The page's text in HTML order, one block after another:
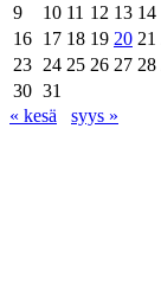
9
10 11 12 13 14
16 17 18 19 20 21
23 24 25 26 27 28
30 31
« kesä
syys »